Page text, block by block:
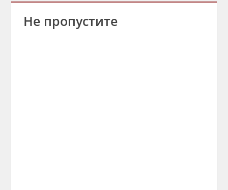
Не пропустите